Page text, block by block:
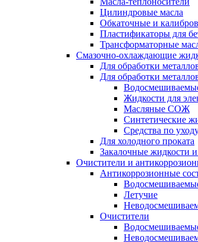
Цилиндровые масла
Обкаточные и
Пластификаторы для
Трансформаторные
Смазочно-охлаждающие
Для обработки
Для обработки
Жидкости для
Масляные СОЖ
Синтетические
Средства по
Для холодного проката
Закалочные жидкости
Очистители и
Антикоррозионные
Летучие
Очистители